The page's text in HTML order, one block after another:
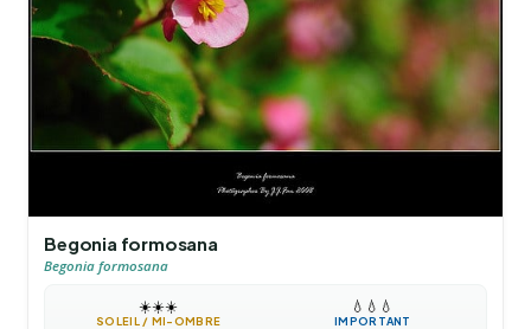
Begonia formosana
Begonia formosana
☀️☀️☀️
SOLEIL / MI-OMBRE
💧 💧 💧
IMPORTANT